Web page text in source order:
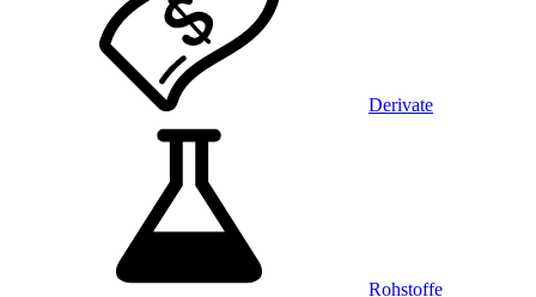
Derivate
Rohstoffe